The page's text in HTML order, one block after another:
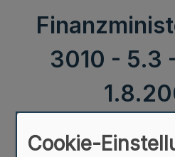
3010 - 5.3
II.
Cookie-